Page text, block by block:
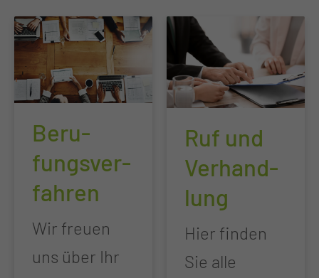
Be­ru­
fungs­ver­
fah­ren
Wir freuen
uns über Ihr
Ruf und
Ver­hand­
lung
Hier finden
Sie alle